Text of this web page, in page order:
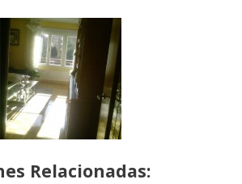
Relacionadas: